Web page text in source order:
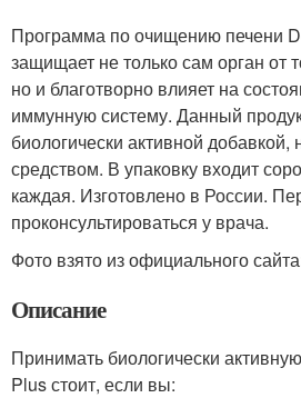
Программа по очищению печени
защищает не только сам орган от
но и благотворно влияет на
иммунную систему. Данный
биологически активной
средством. В упаковку входит
каждая. Изготовлено в России.
проконсультироваться у врача.
Фото взято из официального
Описание
Принимать биологически
Plus стоит, если вы: